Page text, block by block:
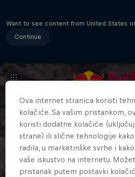
Want to see content from United States
Continue
Ova internet stranica koristi
kolačiće. Sa vašim pristankom,
koristi dodatne kolačiće
strane) ili slične tehnologije
radila, u marketinške svrhe i
vaše iskustvo na internetu.
pristanak putem postavki